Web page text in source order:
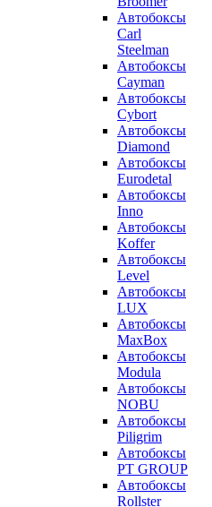
Автобоксы
Carl
Steelman
Автобоксы
Cayman
Автобоксы
Cybort
Автобоксы
Diamond
Автобоксы
Eurodetal
Автобоксы
Inno
Автобоксы
Koffer
Автобоксы
Level
Автобоксы
LUX
Автобоксы
MaxBox
Автобоксы
Modula
Автобоксы
NOBU
Автобоксы
Piligrim
Автобоксы
PT GROUP
Автобоксы
Rollster